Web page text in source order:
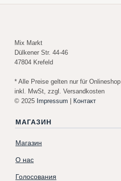
Mix Markt
Dülkener Str. 44-46
47804 Krefeld
* Alle Preise gelten nur für Onlineshop
inkl. MwSt, zzgl. Versandkosten
© 2025 Impressum | Контакт
МАГАЗИН
Магазин
О нас
Голосования